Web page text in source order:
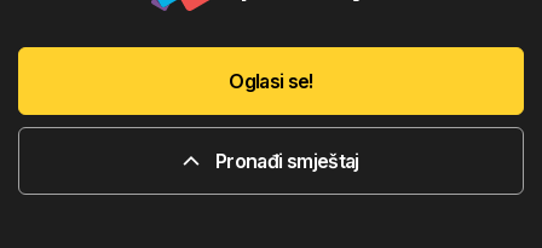
Oglasi se!
Pronađi smještaj